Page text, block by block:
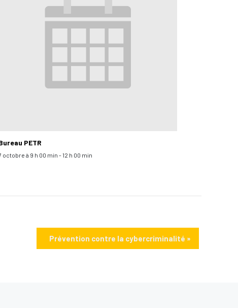
PETR
octobre à 9 h 00 min -12 h 00 min
Prévention contre la cybercriminalité »